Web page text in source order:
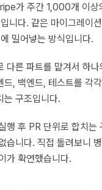
가 주간 1,000개 이상
니다. 같은 마이그레이
밀어넣는 방식입니다.
다른 파트를 맡겨서 하
드, 백엔드, 테스트를 각
는 구조입니다.
행 후 PR 단위로 합치는
습니다. 직접 돌려보니
가 확연했습니다.